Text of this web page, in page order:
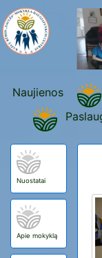
Naujienos
Nuostatai
Apie mokyklą